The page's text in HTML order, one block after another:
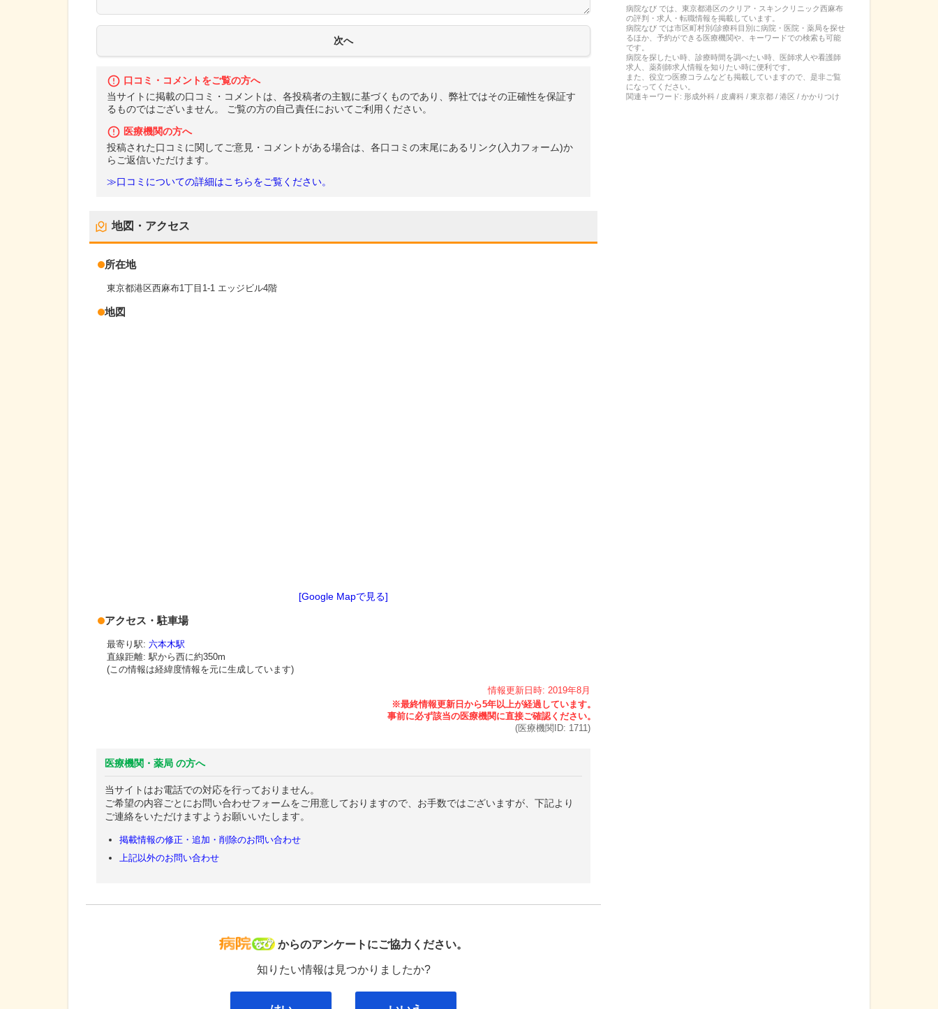
口コミ・コメントをご覧の方へ
当サイトに掲載の口コミ・コメントは、各投稿者の主観に基づくものであり、弊社ではその正確性を保証す
るものではございません。 ご覧の方の自己責任においてご利用ください。
医療機関の方へ
投稿された口コミに関してご意見・コメントがある場合は、各口コミの末尾にあるリンク(入力フォーム)か
らご返信いただけます。
≫口コミについての詳細はこちらをご覧ください。
地図・アクセス
所在地
東京都港区西麻布1丁目1-1 エッジビル4階
地図
[Google Mapで見る]
アクセス・駐車場
最寄り駅: 六本木駅
直線距離: 駅から西に約350m
(この情報は経緯度情報を元に生成しています)
情報更新日時: 2019年8月
(医療機関ID: 1711)
医療機関・薬局 の方へ
当サイトはお電話での対応を行っておりません。
ご希望の内容ごとにお問い合わせフォームをご用意しておりますので、お手数ではございますが、下記より
ご連絡をいただけますようお願いいたします。
掲載情報の修正・追加・削除のお問い合わせ
上記以外のお問い合わせ
病院なび
からのアンケートにご協力ください。
知りたい情報は見つかりましたか?
病院なび では、 東京都港区のクリア・スキンクリニック西麻布
の評判・求人・転職情報を掲載しています。
病院なび では市区町村別/診療科目別に病院・医院・薬局を探せ
るほか、予約ができる医療機関や、キーワードでの検索も可能
です。
病院を探したい時、診療時間を調べたい時、医師求人や看護師
求人、薬剤師求人情報を知りたい時に便利です。
また、役立つ医療コラムなども掲載していますので、是非ご覧
になってください。
関連キーワード: 形成外科 / 皮膚科 / 東京都 / 港区 / かかりつけ